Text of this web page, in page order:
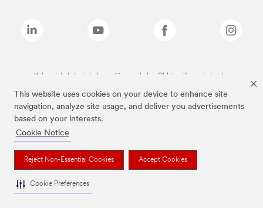
This website uses cookies on your device to enhance site
navigation, analyze site usage, and deliver you advertisements
based on your interests.
Cookie Notice
Reject Non-Essential Cookies Accept Cookies
Cookie Preferences
Yukarıdaki listede bulunan tüm markalar, 3M tescilli markalarıdır.